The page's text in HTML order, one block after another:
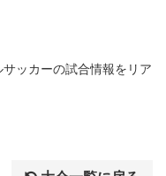
ッカーの試合情報をリア